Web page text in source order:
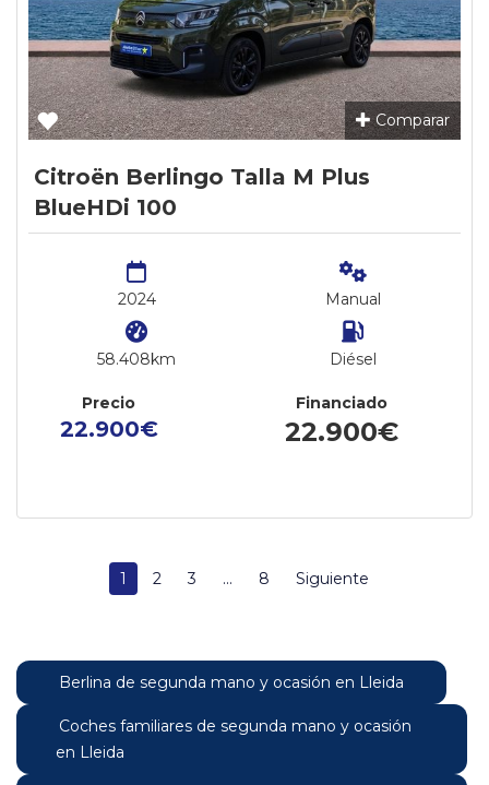
Comparar
Citroën Berlingo Talla M Plus
BlueHDi 100
2024
58.408km
Manual
Diésel
Precio
22.900€
Financiado
22.900€
1 2 3 ... 8 Siguiente
Berlina de segunda mano y ocasión en Lleida
Coches familiares de segunda mano y ocasión
en Lleida